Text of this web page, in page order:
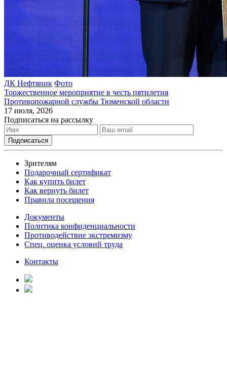
ДК Нефтяник Фото
Торжественное мероприятие в честь пятилетия
Противопожарной службы Тюменской области
17 июля, 2026
Подписаться на рассылку
Зрителям
Подарочный сертификат
Как купить билет
Как вернуть билет
Правила посещения
Документы
Политика конфиденциальности
Противодействие экстремизму
Спец. оценка условий труда
Контакты